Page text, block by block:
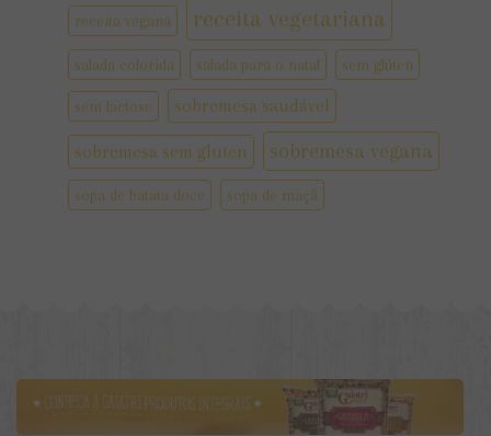
receita vegana receita vegetariana
salada colorida salada para o natal sem glúten
sem lactose sobremesa saudável
sobremesa sem gluten sobremesa vegana
sopa de batata doce sopa de maçã